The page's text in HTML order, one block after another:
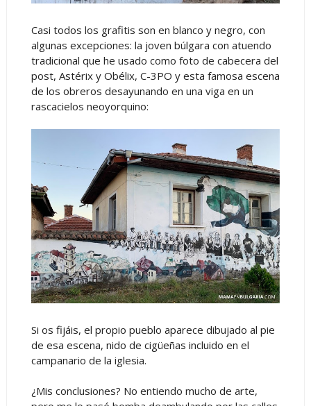
Casi todos los grafitis son en blanco y negro, con
algunas excepciones: la joven búlgara con atuendo
tradicional que he usado como foto de cabecera del
post, Astérix y Obélix, C-3PO y esta famosa escena
de los obreros desayunando en una viga en un
rascacielos neoyorquino:
Si os fijáis, el propio pueblo aparece dibujado al pie
de esa escena, nido de cigüeñas incluido en el
campanario de la iglesia.
¿Mis conclusiones? No entiendo mucho de arte,